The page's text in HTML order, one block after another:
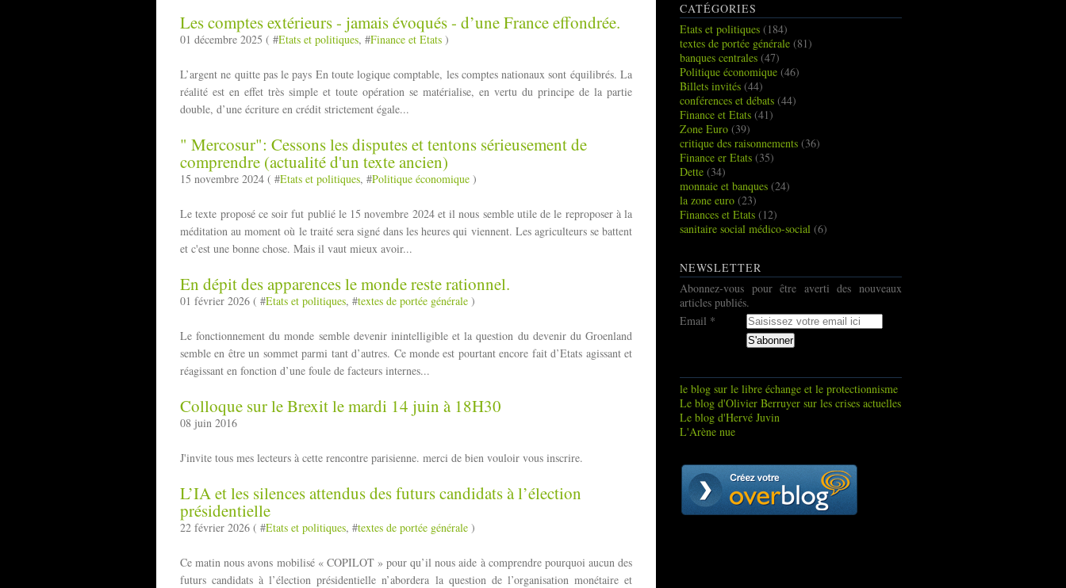
Les comptes extérieurs - jamais évoqués - d’une France effondrée.
01 décembre 2025 ( #Etats et politiques, #Finance et Etats )
L’argent ne quitte pas le pays En toute logique comptable, les comptes nationaux sont équilibrés. La
réalité est en effet très simple et toute opération se matérialise, en vertu du principe de la partie
double, d’une écriture en crédit strictement égale...
" Mercosur": Cessons les disputes et tentons sérieusement de
comprendre (actualité d'un texte ancien)
15 novembre 2024 ( #Etats et politiques, #Politique économique )
Le texte proposé ce soir fut publié le 15 novembre 2024 et il nous semble utile de le reproposer à la
méditation au moment où le traité sera signé dans les heures qui viennent. Les agriculteurs se battent
et c'est une bonne chose. Mais il vaut mieux avoir...
En dépit des apparences le monde reste rationnel.
01 février 2026 ( #Etats et politiques, #textes de portée générale )
Le fonctionnement du monde semble devenir inintelligible et la question du devenir du Groenland
semble en être un sommet parmi tant d’autres. Ce monde est pourtant encore fait d’Etats agissant et
réagissant en fonction d’une foule de facteurs internes...
Colloque sur le Brexit le mardi 14 juin à 18H30
08 juin 2016
J'invite tous mes lecteurs à cette rencontre parisienne. merci de bien vouloir vous inscrire.
L’IA et les silences attendus des futurs candidats à l’élection
présidentielle
22 février 2026 ( #Etats et politiques, #textes de portée générale )
Ce matin nous avons mobilisé « COPILOT » pour qu’il nous aide à comprendre pourquoi aucun des
futurs candidats à l’élection présidentielle n’abordera la question de l’organisation monétaire et
CATÉGORIES
Etats et politiques (184)
textes de portée générale (81)
banques centrales (47)
Politique économique (46)
Billets invités (44)
conférences et débats (44)
Finance et Etats (41)
Zone Euro (39)
critique des raisonnements (36)
Finance er Etats (35)
Dette (34)
monnaie et banques (24)
la zone euro (23)
Finances et Etats (12)
sanitaire social médico-social (6)
NEWSLETTER
Abonnez-vous pour être averti des nouveaux
articles publiés.
Email
le blog sur le libre échange et le protectionnisme
Le blog d'Olivier Berruyer sur les crises actuelles
Le blog d'Hervé Juvin
L'Arène nue